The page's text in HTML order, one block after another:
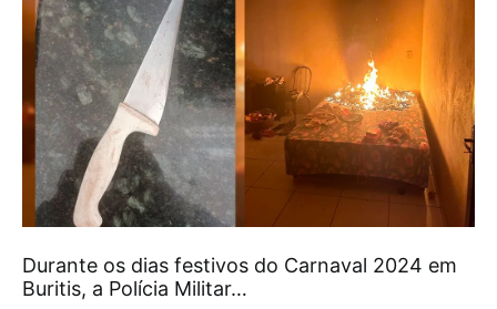
Durante os dias festivos do Carnaval 2024 em
Buritis, a Polícia Militar…